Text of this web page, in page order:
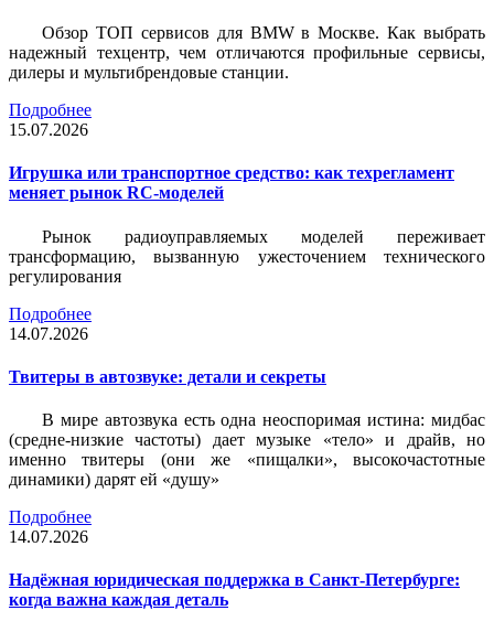
Обзор ТОП сервисов для BMW в Москве. Как выбрать
надежный техцентр, чем отличаются профильные сервисы,
дилеры и мультибрендовые станции.
Подробнее
15.07.2026
Игрушка или транспортное средство: как техрегламент
меняет рынок RC-моделей
Рынок радиоуправляемых моделей переживает
трансформацию, вызванную ужесточением технического
регулирования
Подробнее
14.07.2026
Твитеры в автозвуке: детали и секреты
В мире автозвука есть одна неоспоримая истина: мидбас
(средне-низкие частоты) дает музыке «тело» и драйв, но
именно твитеры (они же «пищалки», высокочастотные
динамики) дарят ей «душу»
Подробнее
14.07.2026
Надёжная юридическая поддержка в Санкт-Петербурге:
когда важна каждая деталь